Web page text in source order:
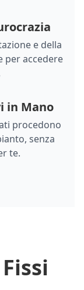
e della
per accedere
in Mano
procedono
senza
te.